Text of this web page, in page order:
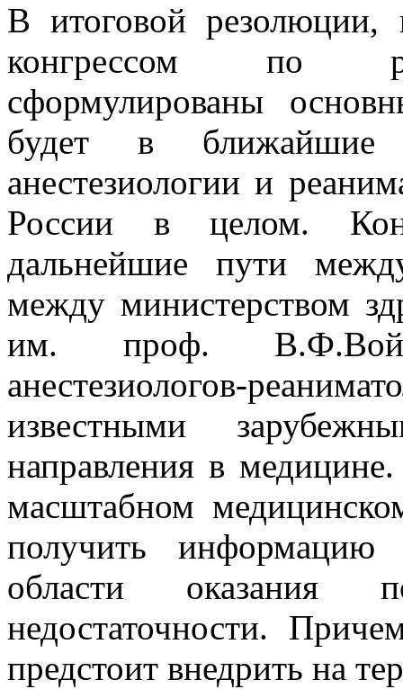
В итоговой
конгрессом по
сформулированы
будет в ближайшие
анестезиологии и
России в целом.
дальнейшие пути
между министерством
им. проф.
анестезиологов-
известными
направления в
масштабном
получить
области оказания
недостаточности.
предстоит внедрить на